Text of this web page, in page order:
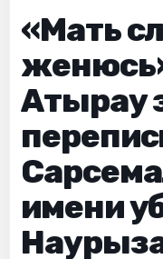
«Мать
Атырау
имени